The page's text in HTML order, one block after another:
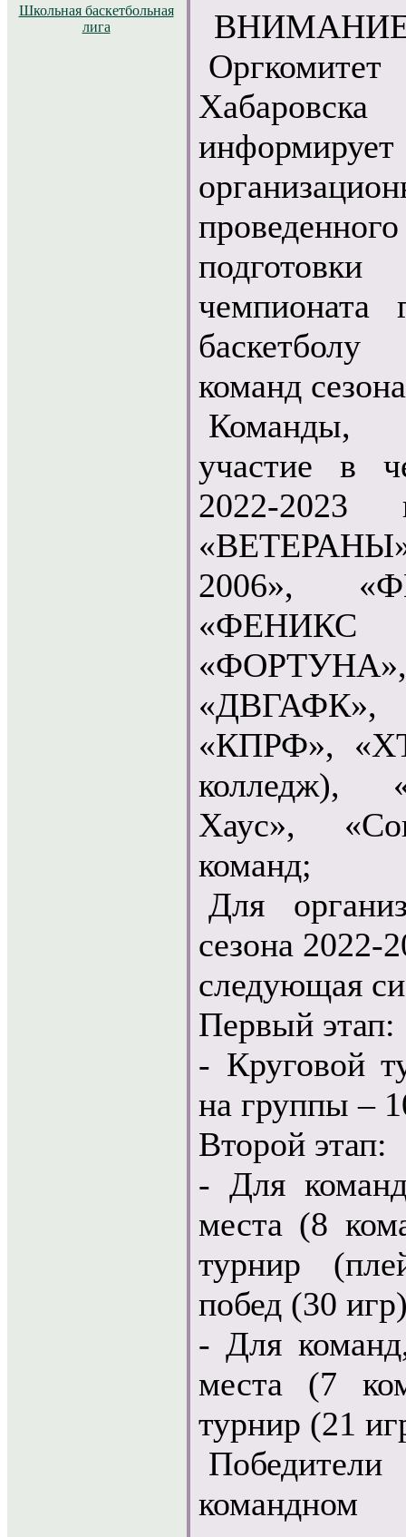
Школьная баскетбольная
лига
чемпионата
команд
Команды,
участие в
2022-
2006»,
«ФЕНИКС
«КПРФ»,
колледж),
Хаус»,
команд;
Для
сезона 2022-
следующая
Первый этап:
- Круговой
на группы –
Второй этап:
- Для
места (8
турнир
побед (30
- Для
места (7
турнир (21